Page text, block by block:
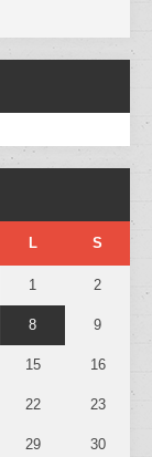
L S
1 2
8 9
15 16
22 23
29 30